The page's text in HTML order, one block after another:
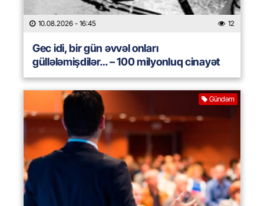
10.08.2026 - 16:45 12
Gec idi, bir gün əvvəl onları
güllələmişdilər… – 100 milyonluq cinayət
Gündəm